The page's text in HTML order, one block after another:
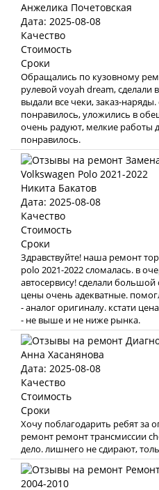
Анжелика Почетовская
Дата: 2025-08-08
Качество
Стоимость
Сроки
Обращались по кузовному
рулевой voyah dream, сделали
выдали все чеки, заказ-
понравилось, уложились в
очень радуют, мелкие работы
понравилось.
Никита Бакатов
Дата: 2025-08-08
Качество
Стоимость
Сроки
Здравствуйте! наша ремонт
polo 2021-2022 сломалась. в
автосервису! сделали
цены очень адекватные.
- аналог оригиналу. кстати
- не выше и не ниже рынка.
Анна Хасанянова
Дата: 2025-08-08
Качество
Стоимость
Сроки
Хочу поблагодарить ребят за
ремонт ремонт трансмиссии
дело. лишнего не сдирают,